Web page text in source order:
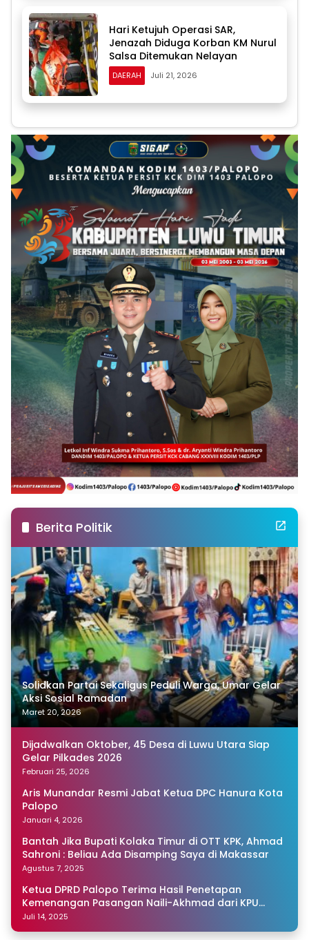
Hari Ketujuh Operasi SAR,
Jenazah Diduga Korban KM Nurul
Salsa Ditemukan Nelayan
DAERAH Juli 21, 2026
Berita Politik
Solidkan Partai Sekaligus Peduli Warga, Umar Gelar
Aksi Sosial Ramadan
Maret 20, 2026
Dijadwalkan Oktober, 45 Desa di Luwu Utara Siap
Gelar Pilkades 2026
Februari 25, 2026
Aris Munandar Resmi Jabat Ketua DPC Hanura Kota
Palopo
Januari 4, 2026
Bantah Jika Bupati Kolaka Timur di OTT KPK, Ahmad
Sahroni : Beliau Ada Disamping Saya di Makassar
Agustus 7, 2025
Ketua DPRD Palopo Terima Hasil Penetapan
Kemenangan Pasangan Naili-Akhmad dari KPU
Sulsel
Juli 14, 2025